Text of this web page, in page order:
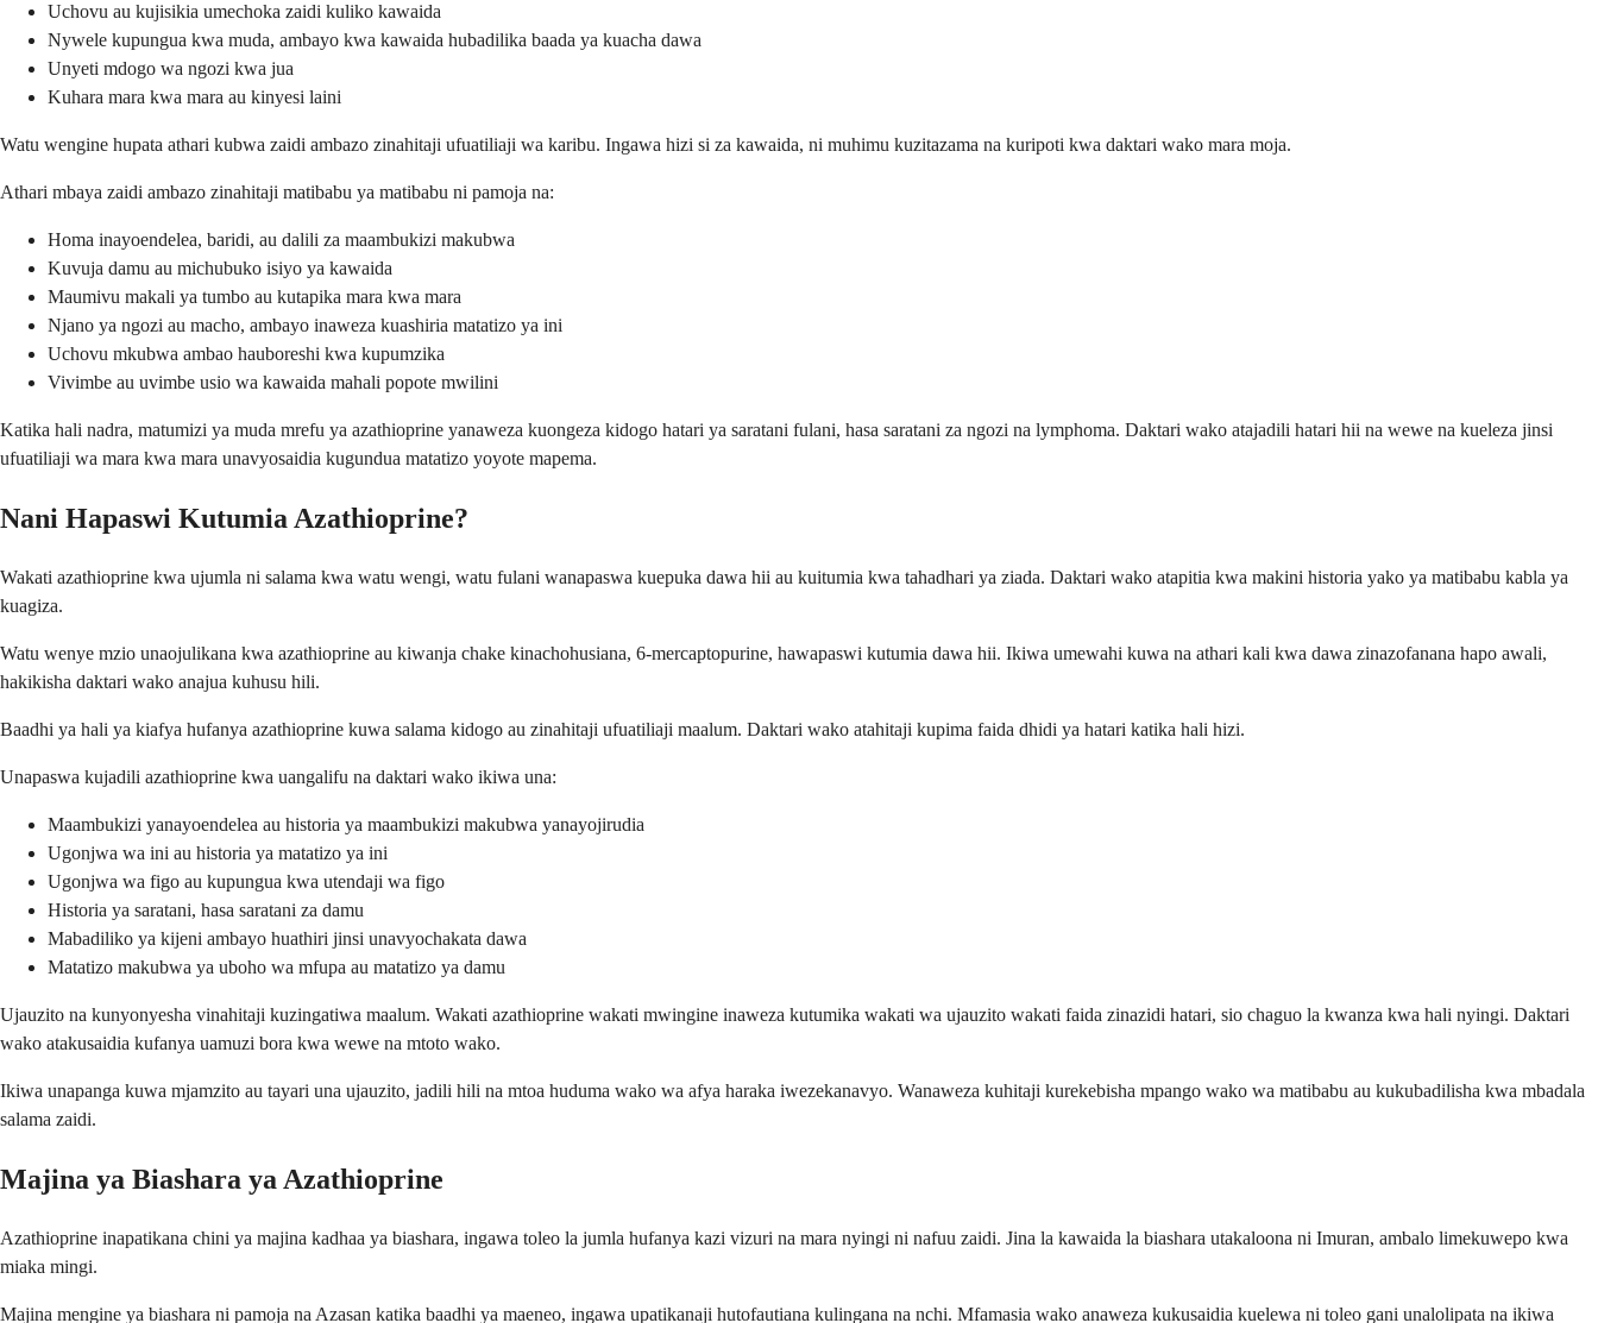
Uchovu au kujisikia umechoka zaidi kuliko kawaida
Nywele kupungua kwa muda, ambayo kwa kawaida hubadilika baada ya kuacha dawa
Unyeti mdogo wa ngozi kwa jua
Kuhara mara kwa mara au kinyesi laini
Watu wengine hupata athari kubwa zaidi ambazo zinahitaji ufuatiliaji wa karibu. Ingawa hizi si za kawaida, ni muhimu kuzitazama na kuripoti kwa daktari wako mara moja.
Athari mbaya zaidi ambazo zinahitaji matibabu ya matibabu ni pamoja na:
Homa inayoendelea, baridi, au dalili za maambukizi makubwa
Kuvuja damu au michubuko isiyo ya kawaida
Maumivu makali ya tumbo au kutapika mara kwa mara
Njano ya ngozi au macho, ambayo inaweza kuashiria matatizo ya ini
Uchovu mkubwa ambao hauboreshi kwa kupumzika
Vivimbe au uvimbe usio wa kawaida mahali popote mwilini
Katika hali nadra, matumizi ya muda mrefu ya azathioprine yanaweza kuongeza kidogo hatari ya saratani fulani, hasa saratani za ngozi na lymphoma. Daktari wako atajadili hatari hii na wewe na kueleza jinsi
ufuatiliaji wa mara kwa mara unavyosaidia kugundua matatizo yoyote mapema.
Nani Hapaswi Kutumia Azathioprine?
Wakati azathioprine kwa ujumla ni salama kwa watu wengi, watu fulani wanapaswa kuepuka dawa hii au kuitumia kwa tahadhari ya ziada. Daktari wako atapitia kwa makini historia yako ya matibabu kabla ya
kuagiza.
Watu wenye mzio unaojulikana kwa azathioprine au kiwanja chake kinachohusiana, 6-mercaptopurine, hawapaswi kutumia dawa hii. Ikiwa umewahi kuwa na athari kali kwa dawa zinazofanana hapo awali,
hakikisha daktari wako anajua kuhusu hili.
Baadhi ya hali ya kiafya hufanya azathioprine kuwa salama kidogo au zinahitaji ufuatiliaji maalum. Daktari wako atahitaji kupima faida dhidi ya hatari katika hali hizi.
Unapaswa kujadili azathioprine kwa uangalifu na daktari wako ikiwa una:
Maambukizi yanayoendelea au historia ya maambukizi makubwa yanayojirudia
Ugonjwa wa ini au historia ya matatizo ya ini
Ugonjwa wa figo au kupungua kwa utendaji wa figo
Historia ya saratani, hasa saratani za damu
Mabadiliko ya kijeni ambayo huathiri jinsi unavyochakata dawa
Matatizo makubwa ya uboho wa mfupa au matatizo ya damu
Ujauzito na kunyonyesha vinahitaji kuzingatiwa maalum. Wakati azathioprine wakati mwingine inaweza kutumika wakati wa ujauzito wakati faida zinazidi hatari, sio chaguo la kwanza kwa hali nyingi. Daktari
wako atakusaidia kufanya uamuzi bora kwa wewe na mtoto wako.
Ikiwa unapanga kuwa mjamzito au tayari una ujauzito, jadili hili na mtoa huduma wako wa afya haraka iwezekanavyo. Wanaweza kuhitaji kurekebisha mpango wako wa matibabu au kukubadilisha kwa mbadala
salama zaidi.
Majina ya Biashara ya Azathioprine
Azathioprine inapatikana chini ya majina kadhaa ya biashara, ingawa toleo la jumla hufanya kazi vizuri na mara nyingi ni nafuu zaidi. Jina la kawaida la biashara utakaloona ni Imuran, ambalo limekuwepo kwa
miaka mingi.
Majina mengine ya biashara ni pamoja na Azasan katika baadhi ya maeneo, ingawa upatikanaji hutofautiana kulingana na nchi. Mfamasia wako anaweza kukusaidia kuelewa ni toleo gani unalolipata na ikiwa